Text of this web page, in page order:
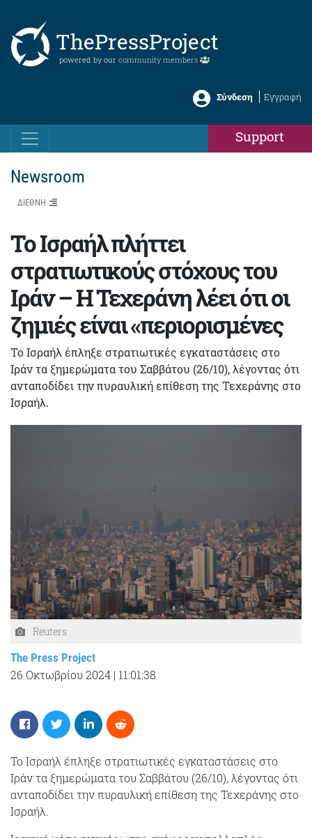
ThePressProject
powered by our community members
Σύνδεση Εγγραφή
Support
Newsroom
ΔΙΕΘΝΗ
Το Ισραήλ πλήττει
στρατιωτικούς στόχους του
Ιράν – Η Τεχεράνη λέει ότι οι
ζημιές είναι «περιορισμένες
Το Ισραήλ έπληξε στρατιωτικές εγκαταστάσεις στο
Ιράν τα ξημερώματα του Σαββάτου (26/10), λέγοντας ότι
ανταποδίδει την πυραυλική επίθεση της Τεχεράνης στο
Ισραήλ.
Reuters
The Press Project
26 Οκτωβρίου 2024 | 11:01:38
Το Ισραήλ έπληξε στρατιωτικές εγκαταστάσεις στο
Ιράν τα ξημερώματα του Σαββάτου (26/10), λέγοντας ότι
ανταποδίδει την πυραυλική επίθεση της Τεχεράνης στο
Ισραήλ.